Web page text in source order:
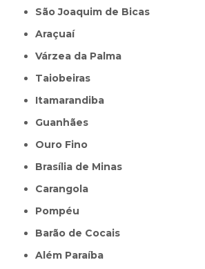
São Joaquim de Bicas
Araçuaí
Várzea da Palma
Taiobeiras
Itamarandiba
Guanhães
Ouro Fino
Brasília de Minas
Carangola
Pompéu
Barão de Cocais
Além Paraíba